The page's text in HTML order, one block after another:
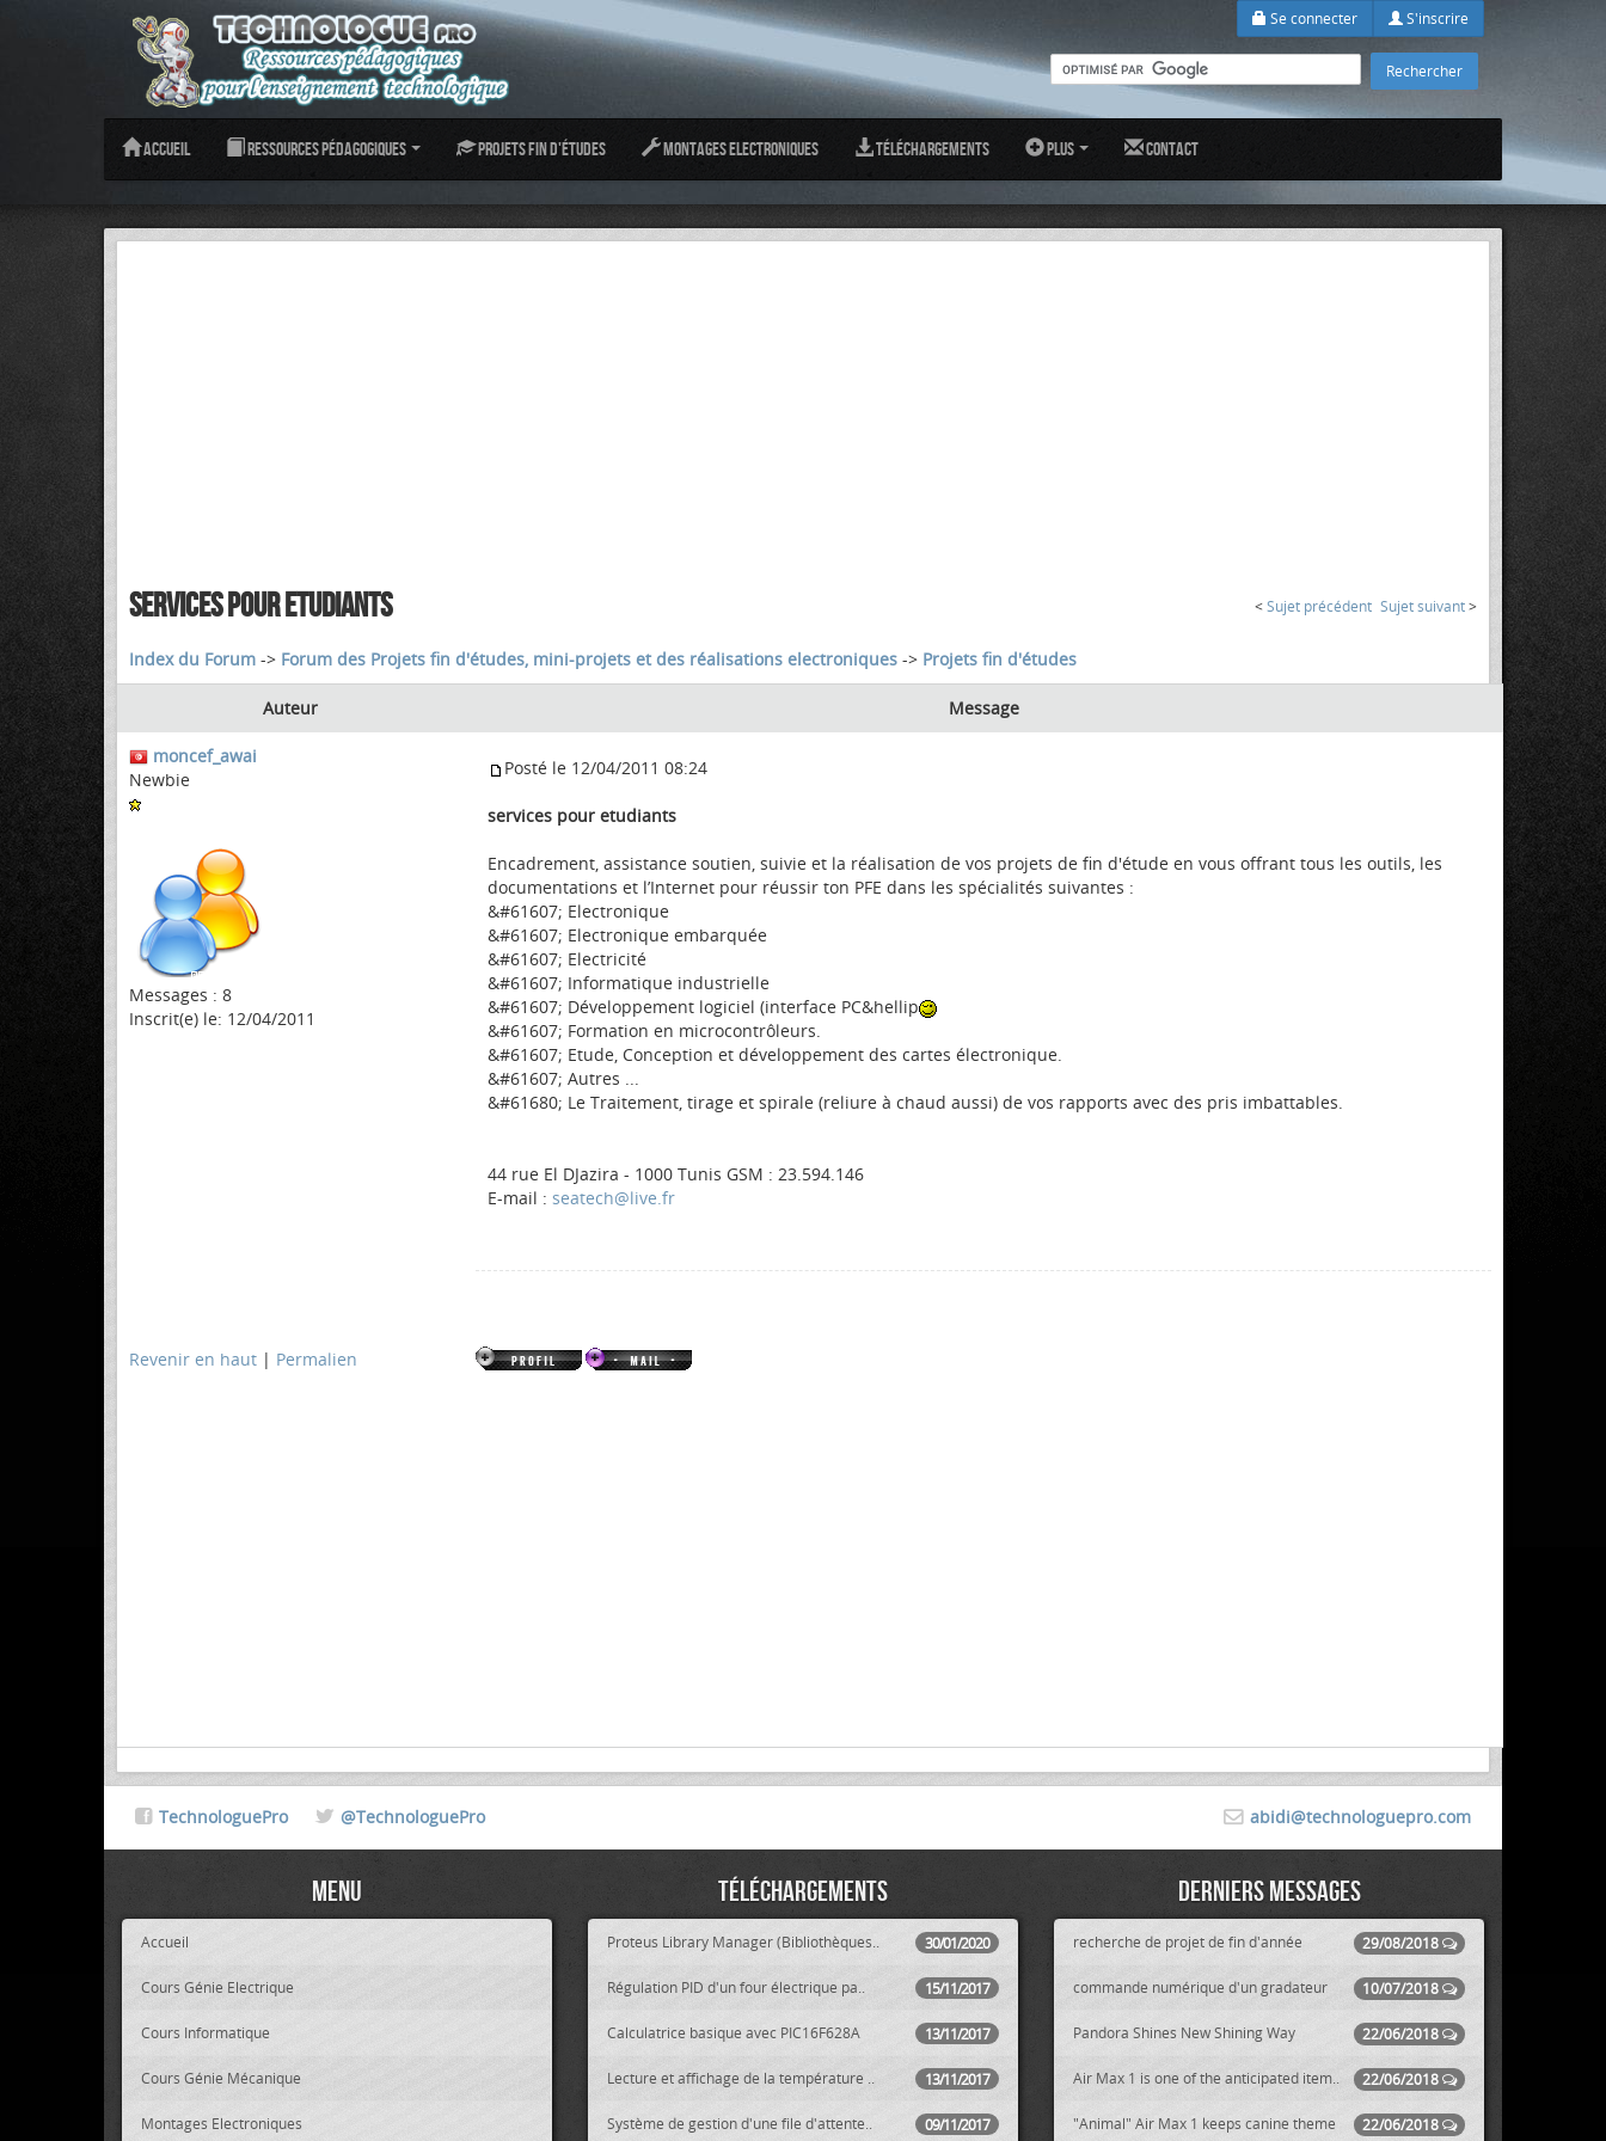
Se connecter S'inscrire
Accueil Ressources pédagogiques Projets fin d'études Montages Electroniques Téléchargements Plus Contact
SERVICES POUR ETUDIANTS < Sujet précédent Sujet suivant >
Index du Forum -> Forum des Projets fin d'études, mini-projets et des réalisations electroniques -> Projets fin d'études
Auteur Message
moncef_awai
Newbie
Messages : 8
Inscrit(e) le: 12/04/2011
Posté le 12/04/2011 08:24
services pour etudiants
Encadrement, assistance soutien, suivie et la réalisation de vos projets de fin d'étude en vous offrant tous les outils, les
documentations et l’Internet pour réussir ton PFE dans les spécialités suivantes :
&#61607; Electronique
&#61607; Electronique embarquée
&#61607; Electricité
&#61607; Informatique industrielle
&#61607; Développement logiciel (interface PC&hellip
&#61607; Formation en microcontrôleurs.
&#61607; Etude, Conception et développement des cartes électronique.
&#61607; Autres ...
&#61680; Le Traitement, tirage et spirale (reliure à chaud aussi) de vos rapports avec des pris imbattables.
44 rue El DJazira - 1000 Tunis GSM : 23.594.146
E-mail : seatech@live.fr
Revenir en haut | Permalien
abidi@technologuepro.com
TechnologuePro @TechnologuePro
Menu
Accueil
Cours Génie Electrique
Cours Informatique
Cours Génie Mécanique
Montages Electroniques
Téléchargements
30/01/2020
Proteus Library Manager (Bibliothèques..
15/11/2017
Régulation PID d'un four électrique pa..
13/11/2017
Calculatrice basique avec PIC16F628A
13/11/2017
Lecture et affichage de la température ..
09/11/2017
Système de gestion d'une file d'attente..
Derniers messages
29/08/2018
recherche de projet de fin d'année
10/07/2018
commande numérique d'un gradateur
22/06/2018
Pandora Shines New Shining Way
22/06/2018
Air Max 1 is one of the anticipated item..
22/06/2018
"Animal" Air Max 1 keeps canine theme